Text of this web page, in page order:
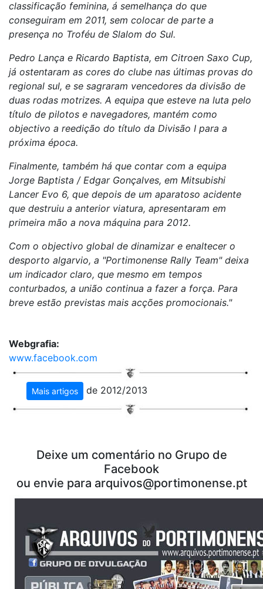
classificação feminina, á semelhança do que
conseguiram em 2011, sem colocar de parte a
presença no Troféu de Slalom do Sul.
Pedro Lança e Ricardo Baptista, em Citroen Saxo Cup,
já ostentaram as cores do clube nas últimas provas do
regional sul, e se sagraram vencedores da divisão de
duas rodas motrizes. A equipa que esteve na luta pelo
título de pilotos e navegadores, mantém como
objectivo a reedição do título da Divisão I para a
próxima época.
Finalmente, também há que contar com a equipa
Jorge Baptista / Edgar Gonçalves, em Mitsubishi
Lancer Evo 6, que depois de um aparatoso acidente
que destruiu a anterior viatura, apresentaram em
primeira mão a nova máquina para 2012.
Com o objectivo global de dinamizar e enaltecer o
desporto algarvio, a "Portimonense Rally Team" deixa
um indicador claro, que mesmo em tempos
conturbados, a união continua a fazer a força. Para
breve estão previstas mais acções promocionais."
Webgrafia:
www.facebook.com
Mais artigos de 2012/2013
Deixe um comentário no Grupo de
Facebook
ou envie para arquivos@portimonense.pt